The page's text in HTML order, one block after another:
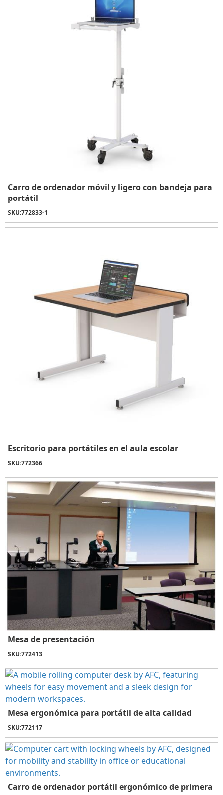
Carro de ordenador móvil y ligero con bandeja para
portátil
SKU:772833-1
Escritorio para portátiles en el aula escolar
SKU:772366
Mesa de presentación
SKU:772413
Mesa ergonómica para portátil de alta calidad
SKU:772117
Carro de ordenador portátil ergonómico de primera